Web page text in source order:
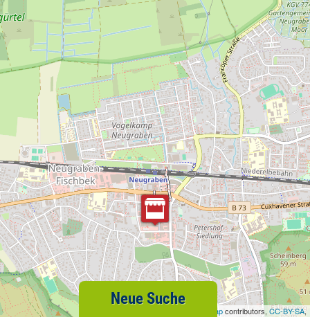
OpenStreetMapcontributors, CC-BY-SA,
Neue Suche